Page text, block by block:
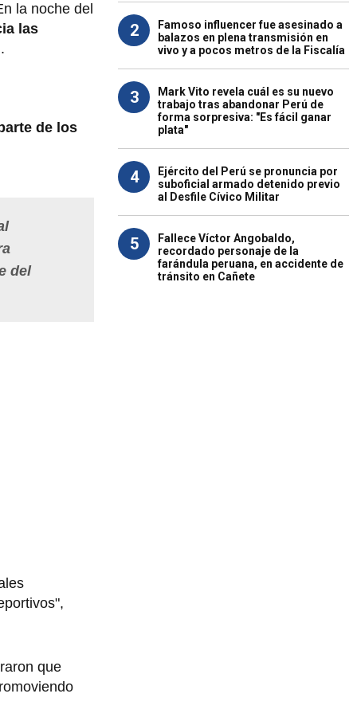
la noche del
las
de los
del
que
2
Famoso influencer fue asesinado a
balazos en plena transmisión en
vivo y a pocos metros de la Fiscalía
3
Mark Vito revela cuál es su nuevo
trabajo tras abandonar Perú de
forma sorpresiva: "Es fácil ganar
plata"
4
Ejército del Perú se pronuncia por
suboficial armado detenido previo
al Desfile Cívico Militar
5
Fallece Víctor Angobaldo,
recordado personaje de la
farándula peruana, en accidente de
tránsito en Cañete